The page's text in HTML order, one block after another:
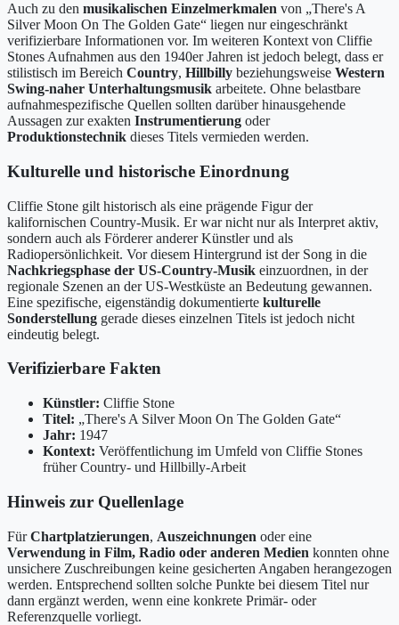
Auch zu den musikalischen Einzelmerkmalen von „There's A
Silver Moon On The Golden Gate“ liegen nur eingeschränkt
verifizierbare Informationen vor. Im weiteren Kontext von Cliffie
Stones Aufnahmen aus den 1940er Jahren ist jedoch belegt, dass er
stilistisch im Bereich Country, Hillbilly beziehungsweise Western
Swing-naher Unterhaltungsmusik arbeitete. Ohne belastbare
aufnahmespezifische Quellen sollten darüber hinausgehende
Aussagen zur exakten Instrumentierung oder
Produktionstechnik dieses Titels vermieden werden.
Kulturelle und historische Einordnung
Cliffie Stone gilt historisch als eine prägende Figur der
kalifornischen Country-Musik. Er war nicht nur als Interpret aktiv,
sondern auch als Förderer anderer Künstler und als
Radiopersönlichkeit. Vor diesem Hintergrund ist der Song in die
Nachkriegsphase der US-Country-Musik einzuordnen, in der
regionale Szenen an der US-Westküste an Bedeutung gewannen.
Eine spezifische, eigenständig dokumentierte kulturelle
Sonderstellung gerade dieses einzelnen Titels ist jedoch nicht
eindeutig belegt.
Verifizierbare Fakten
Künstler: Cliffie Stone
Titel: „There's A Silver Moon On The Golden Gate“
Jahr: 1947
Kontext: Veröffentlichung im Umfeld von Cliffie Stones
früher Country- und Hillbilly-Arbeit
Hinweis zur Quellenlage
FürChartplatzierungen, Auszeichnungen oder eine
Verwendung in Film, Radio oder anderen Medien konnten ohne
unsichere Zuschreibungen keine gesicherten Angaben herangezogen
werden. Entsprechend sollten solche Punkte bei diesem Titel nur
dann ergänzt werden, wenn eine konkrete Primär- oder
Referenzquelle vorliegt.